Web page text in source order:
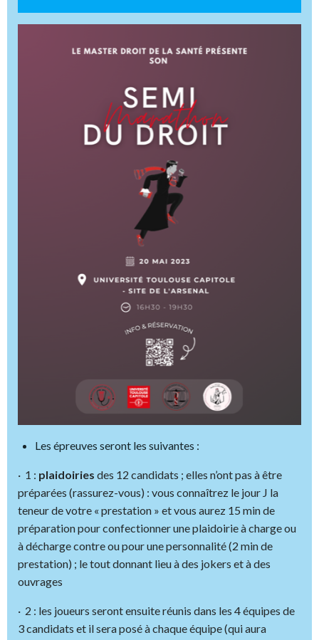
Les épreuves seront les suivantes :
· 1 : plaidoiries des 12 candidats ; elles n’ont pas à être
préparées (rassurez-vous) : vous connaîtrez le jour J la
teneur de votre « prestation » et vous aurez 15 min de
préparation pour confectionner une plaidoirie à charge ou
à décharge contre ou pour une personnalité (2 min de
prestation) ; le tout donnant lieu à des jokers et à des
ouvrages
· 2 : les joueurs seront ensuite réunis dans les 4 équipes de
3 candidats et il sera posé à chaque équipe (qui aura